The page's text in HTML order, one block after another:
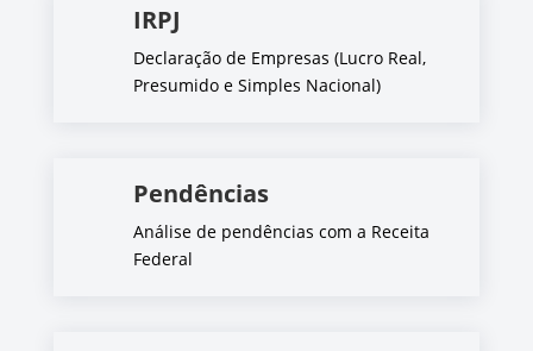
IRPJ
Declaração de Empresas (Lucro Real,
Presumido e Simples Nacional)
Pendências
Análise de pendências com a Receita
Federal